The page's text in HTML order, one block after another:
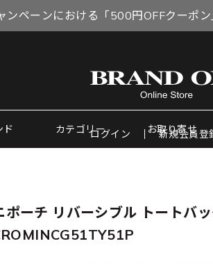
ンペーンにおける「500円OFFクーポ
ド カテゴリー お取り寄せ
ログイン 新規会員登
ポーチ リバーシブル トートバ